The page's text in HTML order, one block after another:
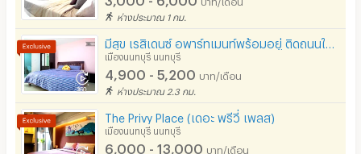
* เฉพาะห้องแบบ Fully Fitted
สิ่งอำนวยความสะดวกในโครงการ
- หน่วยรักษาความปลอดภัย และระบบ CCTV
- ประตูเข้าออก ระบบ Keycard
- ห้อง Fitness
ที่จอดรถ
ที่จอดรถมอเตอร์ไซด์/จักรยาน
ลิฟต์
สระว่ายน้ำ
โรงยิม / ฟิตเนส
ห่างประมาณ 1 กม.
เมืองนนทบุรี นนทบุรี
4,900 - 5,200 บาท/เดือน
ห่างประมาณ 2.3 กม.
The Privy Place (เดอะ พรีวี่ เพลส)
เมืองนนทบุรี นนทบุรี
6,000 - 13,000 บาท/เดือน